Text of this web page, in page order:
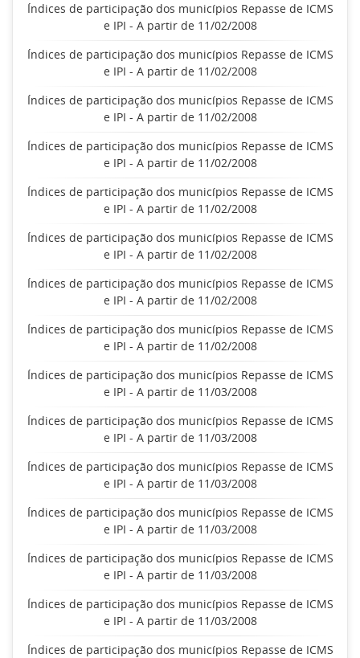
Índices de participação dos municípios Repasse de ICMS
e IPI - A partir de 11/02/2008
Índices de participação dos municípios Repasse de ICMS
e IPI - A partir de 11/02/2008
Índices de participação dos municípios Repasse de ICMS
e IPI - A partir de 11/02/2008
Índices de participação dos municípios Repasse de ICMS
e IPI - A partir de 11/02/2008
Índices de participação dos municípios Repasse de ICMS
e IPI - A partir de 11/02/2008
Índices de participação dos municípios Repasse de ICMS
e IPI - A partir de 11/02/2008
Índices de participação dos municípios Repasse de ICMS
e IPI - A partir de 11/02/2008
Índices de participação dos municípios Repasse de ICMS
e IPI - A partir de 11/02/2008
Índices de participação dos municípios Repasse de ICMS
e IPI - A partir de 11/03/2008
Índices de participação dos municípios Repasse de ICMS
e IPI - A partir de 11/03/2008
Índices de participação dos municípios Repasse de ICMS
e IPI - A partir de 11/03/2008
Índices de participação dos municípios Repasse de ICMS
e IPI - A partir de 11/03/2008
Índices de participação dos municípios Repasse de ICMS
e IPI - A partir de 11/03/2008
Índices de participação dos municípios Repasse de ICMS
e IPI - A partir de 11/03/2008
Índices de participação dos municípios Repasse de ICMS